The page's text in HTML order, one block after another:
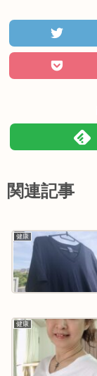
関連記事
健康
健康